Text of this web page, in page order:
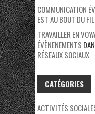
COMMUNICATION
EST AU BOUT DU
TRAVAILLER EN
ÉVÈNENEMENTS
RÉSEAUX SOCIAUX
CATÉGORIES
ACTIVITÉS